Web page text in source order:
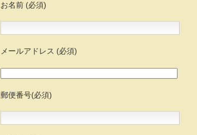
お名前 (必須)
メールアドレス (必須)
郵便番号(必須)